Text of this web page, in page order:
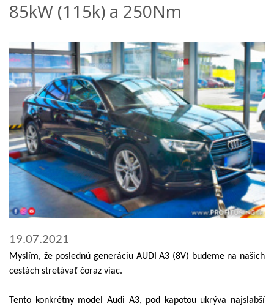
85kW (115k) a 250Nm
19.07.2021
Myslím, že poslednú generáciu AUDI A3 (8V) budeme na našich
cestách stretávať čoraz viac.
Tento konkrétny model Audi A3, pod kapotou ukrýva najslabší